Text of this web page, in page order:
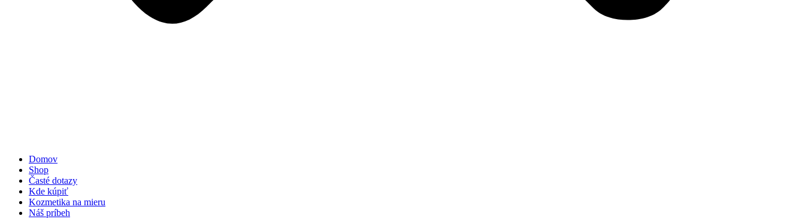
Domov
Shop
Časté dotazy
Kde kúpiť
Kozmetika na mieru
Náš príbeh